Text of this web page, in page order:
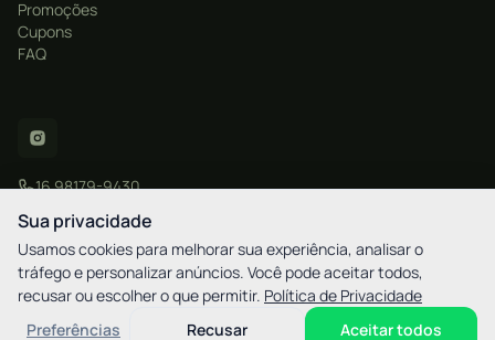
Promoções
Cupons
FAQ
16 98179-9430
CNPJ: 57.877.596/0001-20
XGamestore - Rua Martim Afonso, 2521 - Bigorrilho / Curitiba - PR - CEP
80730-030
Sua privacidade
Usamos cookies para melhorar sua experiência, analisar o
tráfego e personalizar anúncios. Você pode aceitar todos,
recusar ou escolher o que permitir. Política de Privacidade
Preferências
Recusar Aceitar todos